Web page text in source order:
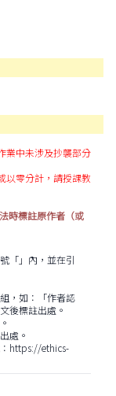
業中未涉及抄襲部分
以零分計，請授課教
時標註原作者（或
「」內，並在引
，如：「作者認
後標註出處。
處。
https://ethics-